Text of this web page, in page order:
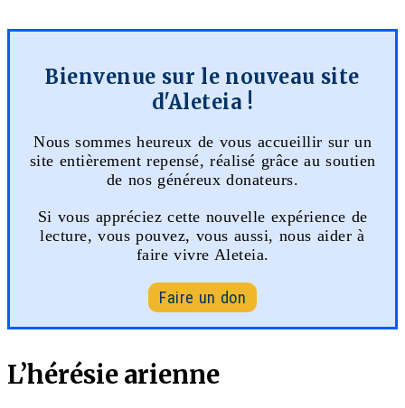
Bienvenue sur le nouveau site
d'Aleteia !
Nous sommes heureux de vous accueillir sur un
site entièrement repensé, réalisé grâce au soutien
de nos généreux donateurs.
Si vous appréciez cette nouvelle expérience de
lecture, vous pouvez, vous aussi, nous aider à
faire vivre Aleteia.
Faire un don
L’hérésie arienne